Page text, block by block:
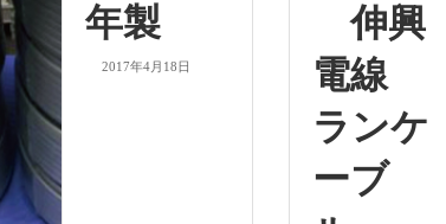
年製
2017年4月18日
伸興
電線
ランケ
ーブ